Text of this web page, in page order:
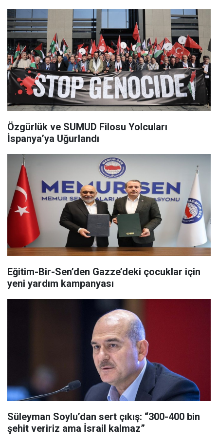
Özgürlük ve SUMUD Filosu Yolcuları
İspanya’ya Uğurlandı
Eğitim-Bir-Sen’den Gazze’deki çocuklar için
yeni yardım kampanyası
Süleyman Soylu’dan sert çıkış: “300-400 bin
şehit veririz ama İsrail kalmaz”